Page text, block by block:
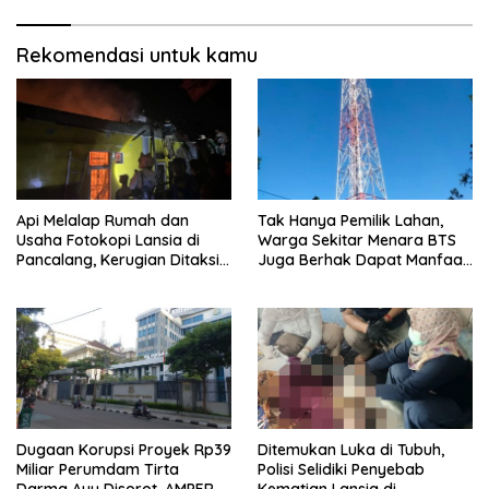
Rekomendasi untuk kamu
Api Melalap Rumah dan
Usaha Fotokopi Lansia di
Pancalang, Kerugian Ditaksir
Tak Hanya Pemilik Lahan,
Warga Sekitar Menara BTS
Juga Berhak Dapat Manfaat
Dugaan Korupsi Proyek Rp39
Miliar Perumdam Tirta
Ditemukan Luka di Tubuh,
Polisi Selidiki Penyebab